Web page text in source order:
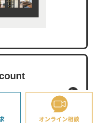
信中！
ち登録はこちら！